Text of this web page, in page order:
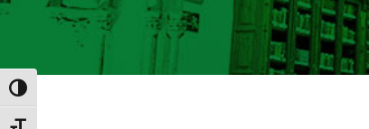
ALTERNAR ALTO CONTRASTE